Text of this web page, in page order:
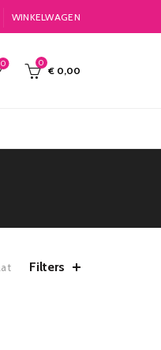
WINKELWAGEN
0 0
€ 0,00
Filters